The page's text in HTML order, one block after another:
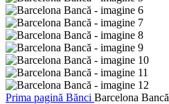
Prima pagină Bănci Barcelona Bancă